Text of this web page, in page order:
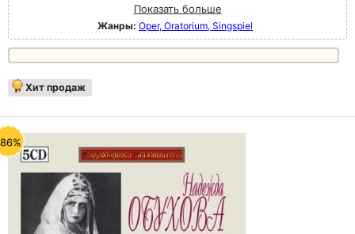
Показать больше
Жанры: Oper, Oratorium, Singspiel
Хит продаж